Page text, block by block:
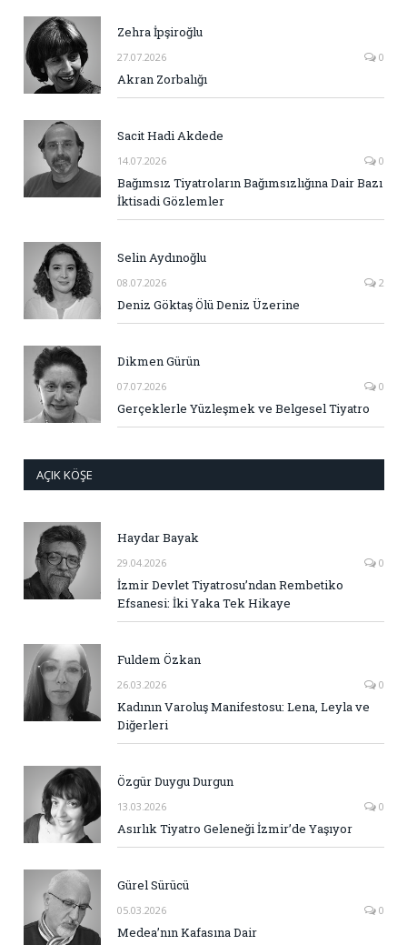
Zehra İpşiroğlu
27.07.2026 0
Akran Zorbalığı
Sacit Hadi Akdede
14.07.2026 0
Bağımsız Tiyatroların Bağımsızlığına Dair Bazı
İktisadi Gözlemler
Selin Aydınoğlu
08.07.2026 2
Deniz Göktaş Ölü Deniz Üzerine
Dikmen Gürün
07.07.2026 0
Gerçeklerle Yüzleşmek ve Belgesel Tiyatro
AÇIK KÖŞE
Haydar Bayak
29.04.2026 0
İzmir Devlet Tiyatrosu’ndan Rembetiko
Efsanesi: İki Yaka Tek Hikaye
Fuldem Özkan
26.03.2026 0
Kadının Varoluş Manifestosu: Lena, Leyla ve
Diğerleri
Özgür Duygu Durgun
13.03.2026 0
Asırlık Tiyatro Geleneği İzmir’de Yaşıyor
Gürel Sürücü
05.03.2026 0
Medea’nın Kafasına Dair